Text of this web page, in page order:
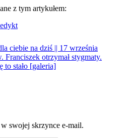
z tym artykułem:
ciebie na dziś || 17 września
Franciszek otrzymał stygmaty.
to stało [galeria]
swojej skrzynce e-mail.